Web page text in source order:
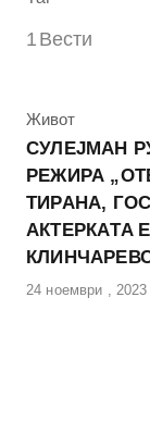
1 Вести
КАтегорија
Живот
СУЛЕЈМАН
РЕЖИРА
ТИРАНА,
АКТЕРКАTA
Објавено
24 ноември , 2023